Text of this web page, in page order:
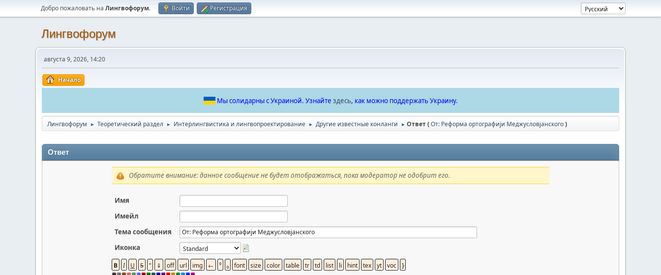
Добро пожаловать на Лингвофорум. Войти Регистрация
Лингвофорум
августа 9, 2026, 14:20
Начало
Мы солидарны с Украиной. Узнайте здесь, как можно поддержать Украину.
Лингвофорум ► Теоретический раздел ► Интерлингвистика и лингвопроектирование ► Другие известные конланги ► Ответ (От: Реформа ортографиjи Меджусловjанского)
Ответ
Обратите внимание: данное сообщение не будет отображаться, пока модератор не одобрит его.
Имя
Имейл
Тема сообщения
Иконка